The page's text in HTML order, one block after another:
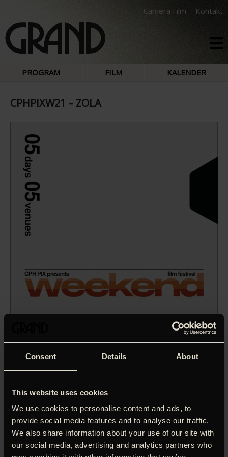
Consent Details About
This website uses cookies
We use cookies to personalise content and ads, to
provide social media features and to analyse our traffic.
We also share information about your use of our site with
our social media, advertising and analytics partners who
Camera Film Kontakt
PROGRAM FILM KALENDER
CPHPIXW21 – ZOLA
Den første filmatisering af internettet? Muligvis. Historien